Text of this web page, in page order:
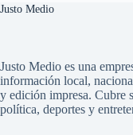
Justo Medio
Justo Medio es una
información local,
y edición impresa. Cubre
política, deportes y